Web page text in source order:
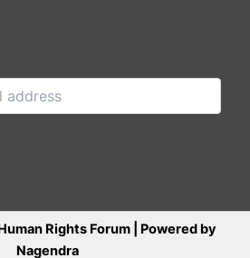
Rights Forum | Powered by
Nagendra